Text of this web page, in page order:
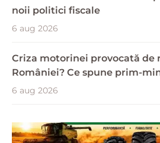
noii politici fiscale
6 aug 2026
Criza motorinei provocată de
României? Ce spune prim-
6 aug 2026